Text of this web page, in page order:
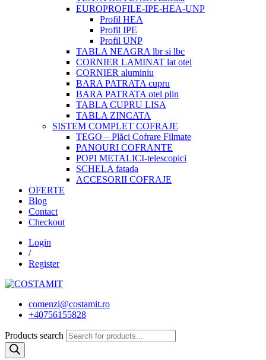
EUROPROFILE-IPE-HEA-UNP
Profil HEA
Profil IPE
Profil UNP
TABLA NEAGRA lbr si lbc
CORNIER LAMINAT lat otel
CORNIER aluminiu
BARA PATRATA cupru
BARA PATRATA otel plin
TABLA CUPRU LISA
TABLA ZINCATA
SISTEM COMPLET COFRAJE
TEGO – Plăci Cofrare Filmate
PANOURI COFRANTE
POPI METALICI-telescopici
SCHELA fatada
ACCESORII COFRAJE
OFERTE
Blog
Contact
Checkout
Login
/
Register
comenzi@costamit.ro
+40756155828
Products search